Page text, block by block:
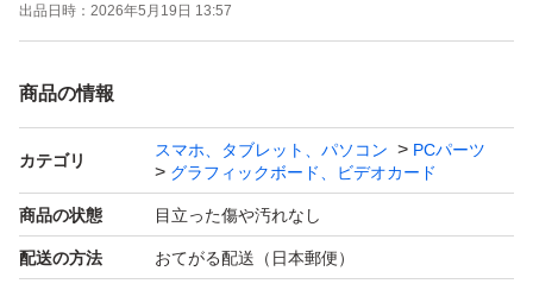
【商品の状態】目立った傷や汚れなし
【カラー】ブラック系
【メモリ】8GB
出品日時： 2026年5月19日 13:57
商品の情報
カテゴリ
スマホ、タブレット、パソコン
PCパーツ
グラフィックボード、ビデオカード
商品の状態 目立った傷や汚れなし
配送の方法 おてがる配送（日本郵便）